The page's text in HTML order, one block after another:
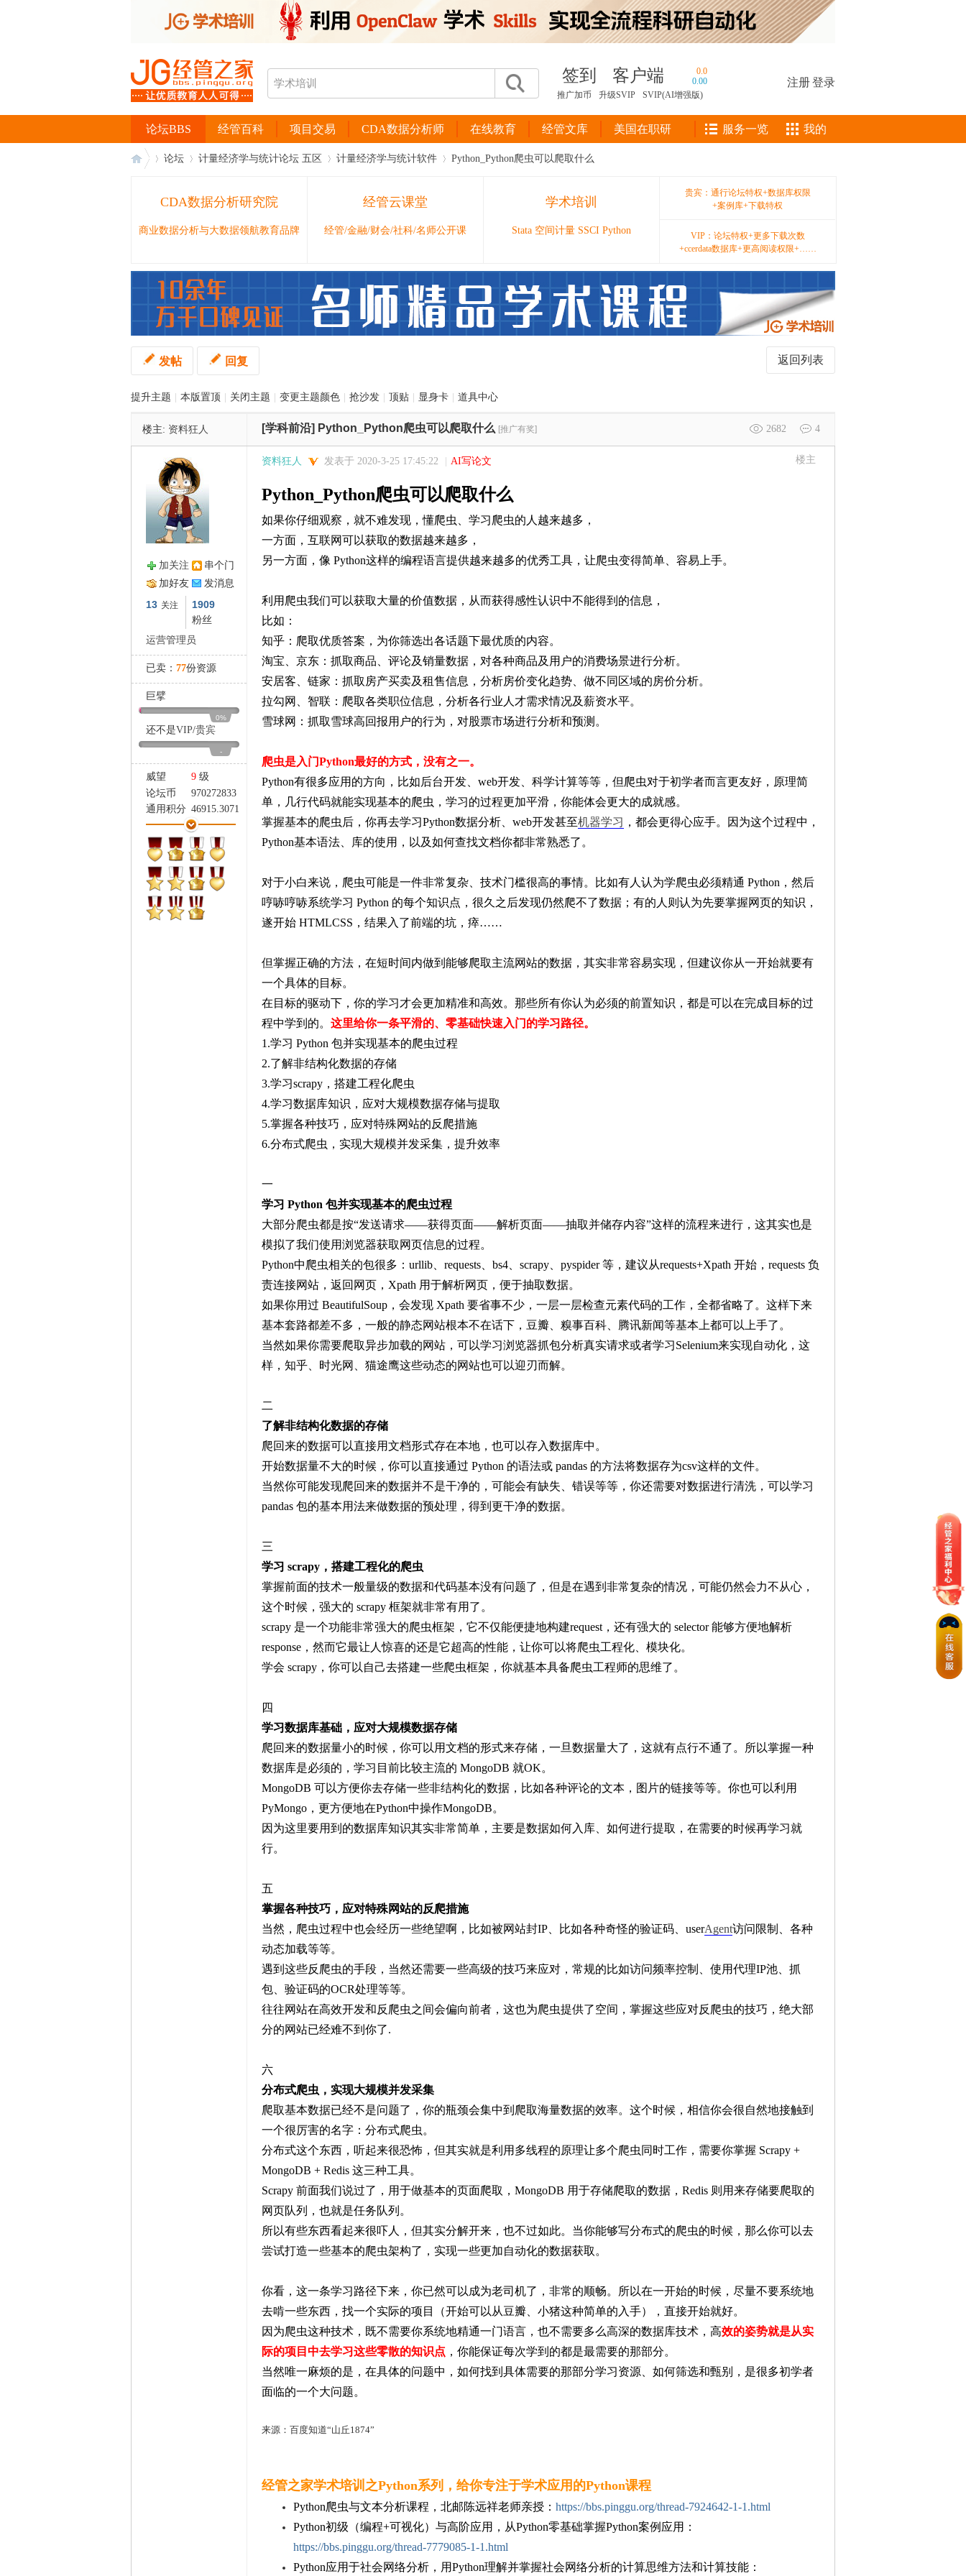
签到 客户端
0.0
0.00
推广加币
升级SVIP SVIP(AI增强版)
注册登录
经管百科 项目交易 CDA数据分析师 在线教育 经管文库 美国在职研
论坛BBS 服务一览 我的
论坛 计量经济学与统计论坛 五区 计量经济学与统计软件 Python_Python爬虫可以爬取什么
CDA数据分析研究院
商业数据分析与大数据领航教育品牌
经管云课堂
经管/金融/财会/社科/名师公开课
学术培训
Stata 空间计量 SSCI Python
贵宾：通行论坛特权+数据库权限
+案例库+下载特权
VIP：论坛特权+更多下载次数
+ccerdata数据库+更高阅读权限+……
返回列表
发帖 回复
提升主题 本版置顶 关闭主题 变更主题颜色 抢沙发 顶贴 显身卡 道具中心
楼主: 资料狂人 2682 4
[学科前沿] Python_Python爬虫可以爬取什么 [推广有奖]
加关注
串个门
加好友
发消息
13 关注 1909
粉丝
运营管理员
已卖： 77份资源
巨擘
0%
还不是VIP/贵宾
-
威望 9 级
论坛币
970272833
个
通用积分 46915.3071
学术水平
4818 点
热心指数
3606 点
信用等级
3821 点
经验
753528 点
帖子
10465
精华
143
在线时间
19869 小时
楼主
资料狂人 发表于 2020-3-25 17:45:22 AI写论文
Python_Python爬虫可以爬取什么
如果你仔细观察，就不难发现，懂爬虫、学习爬虫的人越来越多，
一方面，互联网可以获取的数据越来越多，
另一方面，像 Python这样的编程语言提供越来越多的优秀工具，让爬虫变得简单、容易上手。
利用爬虫我们可以获取大量的价值数据，从而获得感性认识中不能得到的信息，
比如：
知乎：爬取优质答案，为你筛选出各话题下最优质的内容。
淘宝、京东：抓取商品、评论及销量数据，对各种商品及用户的消费场景进行分析。
安居客、链家：抓取房产买卖及租售信息，分析房价变化趋势、做不同区域的房价分析。
拉勾网、智联：爬取各类职位信息，分析各行业人才需求情况及薪资水平。
雪球网：抓取雪球高回报用户的行为，对股票市场进行分析和预测。
爬虫是入门Python最好的方式，没有之一。
Python有很多应用的方向，比如后台开发、web开发、科学计算等等，但爬虫对于初学者而言更友好，原理简
单，几行代码就能实现基本的爬虫，学习的过程更加平滑，你能体会更大的成就感。
掌握基本的爬虫后，你再去学习Python数据分析、web开发甚至机器学习 ，都会更得心应手。因为这个过程中，
Python基本语法、库的使用，以及如何查找文档你都非常熟悉了。
对于小白来说，爬虫可能是一件非常复杂、技术门槛很高的事情。比如有人认为学爬虫必须精通 Python，然后
哼哧哼哧系统学习 Python 的每个知识点，很久之后发现仍然爬不了数据；有的人则认为先要掌握网页的知识，
遂开始 HTMLCSS，结果入了前端的坑，瘁……
但掌握正确的方法，在短时间内做到能够爬取主流网站的数据，其实非常容易实现，但建议你从一开始就要有
一个具体的目标。
在目标的驱动下，你的学习才会更加精准和高效。那些所有你认为必须的前置知识，都是可以在完成目标的过
程中学到的。 这里给你一条平滑的、零基础快速入门的学习路径。
1.学习 Python 包并实现基本的爬虫过程
2.了解非结构化数据的存储
3.学习scrapy，搭建工程化爬虫
4.学习数据库知识，应对大规模数据存储与提取
5.掌握各种技巧，应对特殊网站的反爬措施
6.分布式爬虫，实现大规模并发采集，提升效率
一
学习 Python 包并实现基本的爬虫过程
大部分爬虫都是按“发送请求——获得页面——解析页面——抽取并储存内容”这样的流程来进行，这其实也是
模拟了我们使用浏览器获取网页信息的过程。
Python中爬虫相关的包很多：urllib、requests、bs4、scrapy、pyspider 等，建议从requests+Xpath 开始，requests 负
责连接网站，返回网页，Xpath 用于解析网页，便于抽取数据。
如果你用过 BeautifulSoup，会发现 Xpath 要省事不少，一层一层检查元素代码的工作，全都省略了。这样下来
基本套路都差不多，一般的静态网站根本不在话下，豆瓣、糗事百科、腾讯新闻等基本上都可以上手了。
当然如果你需要爬取异步加载的网站，可以学习浏览器抓包分析真实请求或者学习Selenium来实现自动化，这
样，知乎、时光网、猫途鹰这些动态的网站也可以迎刃而解。
二
了解非结构化数据的存储
爬回来的数据可以直接用文档形式存在本地，也可以存入数据库中。
开始数据量不大的时候，你可以直接通过 Python 的语法或 pandas 的方法将数据存为csv这样的文件。
当然你可能发现爬回来的数据并不是干净的，可能会有缺失、错误等等，你还需要对数据进行清洗，可以学习
pandas 包的基本用法来做数据的预处理，得到更干净的数据。
三
学习 scrapy，搭建工程化的爬虫
掌握前面的技术一般量级的数据和代码基本没有问题了，但是在遇到非常复杂的情况，可能仍然会力不从心，
这个时候，强大的 scrapy 框架就非常有用了。
scrapy 是一个功能非常强大的爬虫框架，它不仅能便捷地构建request，还有强大的 selector 能够方便地解析
response，然而它最让人惊喜的还是它超高的性能，让你可以将爬虫工程化、模块化。
学会 scrapy，你可以自己去搭建一些爬虫框架，你就基本具备爬虫工程师的思维了。
四
学习数据库基础，应对大规模数据存储
爬回来的数据量小的时候，你可以用文档的形式来存储，一旦数据量大了，这就有点行不通了。所以掌握一种
数据库是必须的，学习目前比较主流的 MongoDB 就OK。
MongoDB 可以方便你去存储一些非结构化的数据，比如各种评论的文本，图片的链接等等。你也可以利用
PyMongo，更方便地在Python中操作MongoDB。
因为这里要用到的数据库知识其实非常简单，主要是数据如何入库、如何进行提取，在需要的时候再学习就
行。
五
掌握各种技巧，应对特殊网站的反爬措施
当然，爬虫过程中也会经历一些绝望啊，比如被网站封IP、比如各种奇怪的验证码、userAgent访问限制、各种
动态加载等等。
遇到这些反爬虫的手段，当然还需要一些高级的技巧来应对，常规的比如访问频率控制、使用代理IP池、抓
包、验证码的OCR处理等等。
往往网站在高效开发和反爬虫之间会偏向前者，这也为爬虫提供了空间，掌握这些应对反爬虫的技巧，绝大部
分的网站已经难不到你了.
六
分布式爬虫，实现大规模并发采集
爬取基本数据已经不是问题了，你的瓶颈会集中到爬取海量数据的效率。这个时候，相信你会很自然地接触到
一个很厉害的名字：分布式爬虫。
分布式这个东西，听起来很恐怖，但其实就是利用多线程的原理让多个爬虫同时工作，需要你掌握 Scrapy +
MongoDB + Redis 这三种工具。
Scrapy 前面我们说过了，用于做基本的页面爬取，MongoDB 用于存储爬取的数据，Redis 则用来存储要爬取的
网页队列，也就是任务队列。
所以有些东西看起来很吓人，但其实分解开来，也不过如此。当你能够写分布式的爬虫的时候，那么你可以去
尝试打造一些基本的爬虫架构了，实现一些更加自动化的数据获取。
你看，这一条学习路径下来，你已然可以成为老司机了，非常的顺畅。所以在一开始的时候，尽量不要系统地
去啃一些东西，找一个实际的项目（开始可以从豆瓣、小猪这种简单的入手），直接开始就好。
因为爬虫这种技术，既不需要你系统地精通一门语言，也不需要多么高深的数据库技术，高效的姿势就是从实
际的项目中去学习这些零散的知识点 ，你能保证每次学到的都是最需要的那部分。
当然唯一麻烦的是，在具体的问题中，如何找到具体需要的那部分学习资源、如何筛选和甄别，是很多初学者
面临的一个大问题。
来源：百度知道“山丘1874”
经管之家学术培训之Python系列，给你专注于学术应用的Python课程
Python爬虫与文本分析课程，北邮陈远祥老师亲授： https://bbs.pinggu.org/thread-7924642-1-1.html
Python初级（编程+可视化）与高阶应用，从Python零基础掌握Python案例应用：
https://bbs.pinggu.org/thread-7779085-1-1.html
Python应用于社会网络分析，用Python理解并掌握社会网络分析的计算思维方法和计算技能：